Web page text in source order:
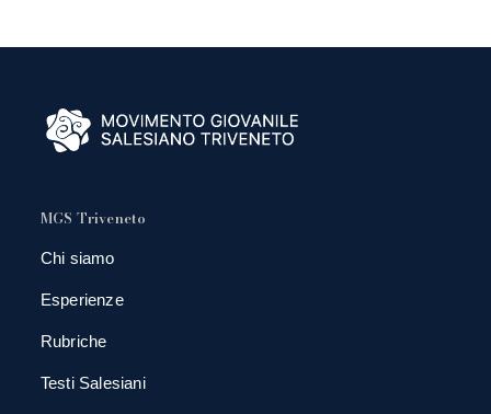
MGS Triveneto
Chi siamo
Esperienze
Rubriche
Testi Salesiani